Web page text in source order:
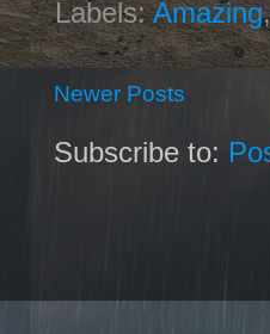
Labels:Amazing
Newer Posts
Subscribe to: